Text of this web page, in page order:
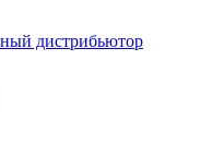
дистрибьютор